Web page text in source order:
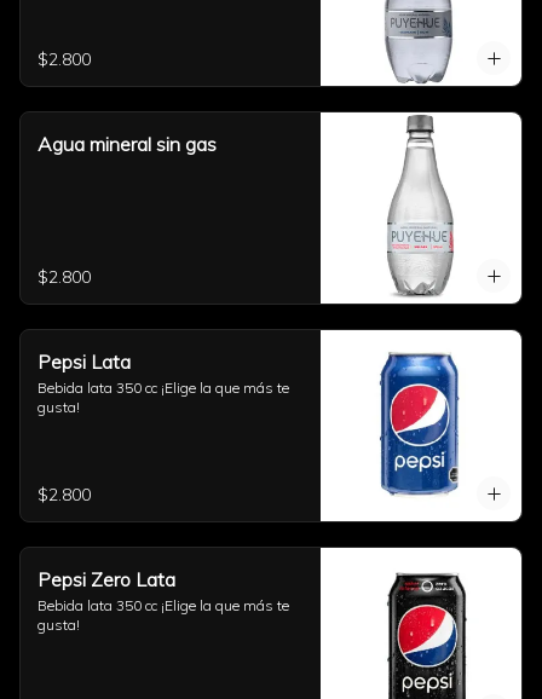
$2.800
Agua mineral sin gas
$2.800
Pepsi Lata
Bebida lata 350 cc ¡Elige la que más te
gusta!
$2.800
Pepsi Zero Lata
Bebida lata 350 cc ¡Elige la que más te
gusta!